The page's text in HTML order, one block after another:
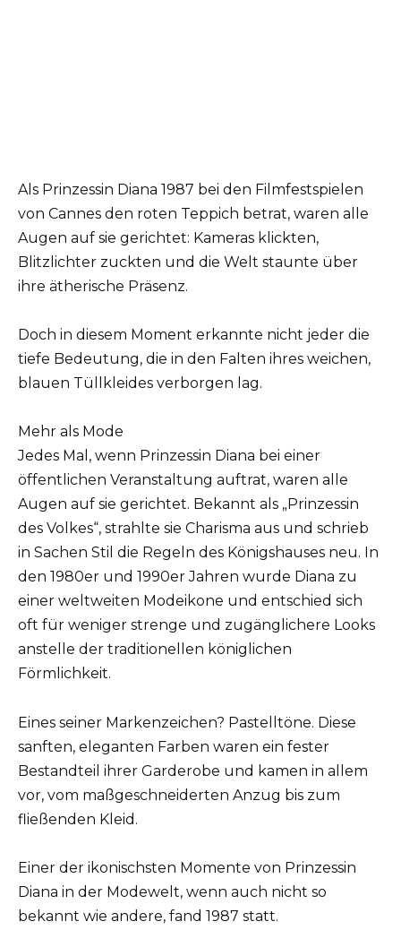
Als Prinzessin Diana 1987 bei den Filmfestspielen
von Cannes den roten Teppich betrat, waren alle
Augen auf sie gerichtet: Kameras klickten,
Blitzlichter zuckten und die Welt staunte über
ihre ätherische Präsenz.
Doch in diesem Moment erkannte nicht jeder die
tiefe Bedeutung, die in den Falten ihres weichen,
blauen Tüllkleides verborgen lag.
Mehr als Mode
Jedes Mal, wenn Prinzessin Diana bei einer
öffentlichen Veranstaltung auftrat, waren alle
Augen auf sie gerichtet. Bekannt als „Prinzessin
des Volkes“, strahlte sie Charisma aus und schrieb
in Sachen Stil die Regeln des Königshauses neu. In
den 1980er und 1990er Jahren wurde Diana zu
einer weltweiten Modeikone und entschied sich
oft für weniger strenge und zugänglichere Looks
anstelle der traditionellen königlichen
Förmlichkeit.
Eines seiner Markenzeichen? Pastelltöne. Diese
sanften, eleganten Farben waren ein fester
Bestandteil ihrer Garderobe und kamen in allem
vor, vom maßgeschneiderten Anzug bis zum
fließenden Kleid.
Einer der ikonischsten Momente von Prinzessin
Diana in der Modewelt, wenn auch nicht so
bekannt wie andere, fand 1987 statt.